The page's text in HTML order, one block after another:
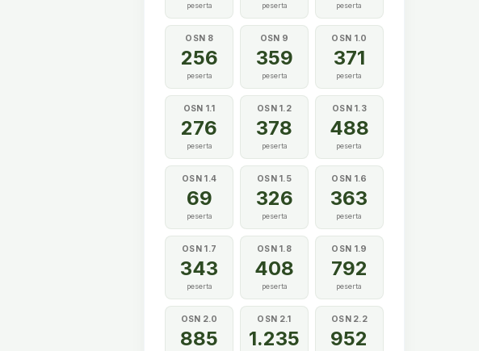
peserta peserta peserta
OSN 8
256
peserta
OSN 9
359
peserta
OSN 1.0
371
peserta
OSN 1.1
276
peserta
OSN 1.2
378
peserta
OSN 1.3
488
peserta
OSN 1.4
69
peserta
OSN 1.5
326
peserta
OSN 1.6
363
peserta
OSN 1.7
343
peserta
OSN 1.8
408
peserta
OSN 1.9
792
peserta
OSN 2.0
885
OSN 2.1
1.235
OSN 2.2
952